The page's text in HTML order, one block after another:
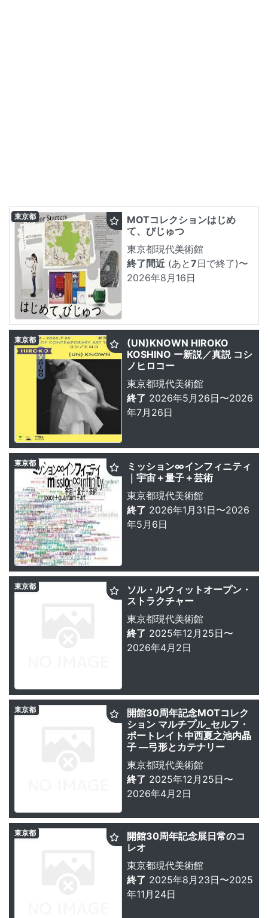
MOTコレクションはじめ
て、びじゅつ
東京都現代美術館
終了間近 (あと7日で終了)〜
2026年8月16日
東京都
(UN)KNOWN HIROKO
KOSHINO ー新説／真説 コシ
ノヒロコー
東京都現代美術館
終了 2026年5月26日〜2026
年7月26日
東京都
ミッション∞インフィニティ
｜宇宙＋量子＋芸術
東京都現代美術館
終了 2026年1月31日〜2026
年5月6日
東京都
ソル・ルウィットオープン・
ストラクチャー
東京都現代美術館
終了 2025年12月25日〜
2026年4月2日
東京都
開館30周年記念MOTコレク
ション マルチプル_セルフ・
ポートレイト中西夏之池内晶
子 —弓形とカテナリー
東京都現代美術館
終了 2025年12月25日〜
2026年4月2日
東京都
開館30周年記念展日常のコ
レオ
東京都現代美術館
終了 2025年8月23日〜2025
年11月24日
東京都